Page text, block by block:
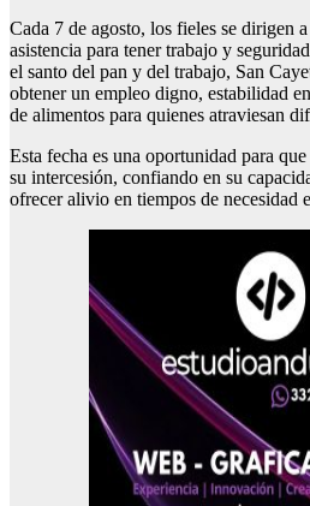
Cada 7 de agosto, los fieles se dirigen
asistencia para tener trabajo y
el santo del pan y del trabajo, San
obtener un empleo digno, estabilidad
de alimentos para quienes atraviesan
Esta fecha es una oportunidad para
su intercesión, confiando en su
ofrecer alivio en tiempos de necesidad